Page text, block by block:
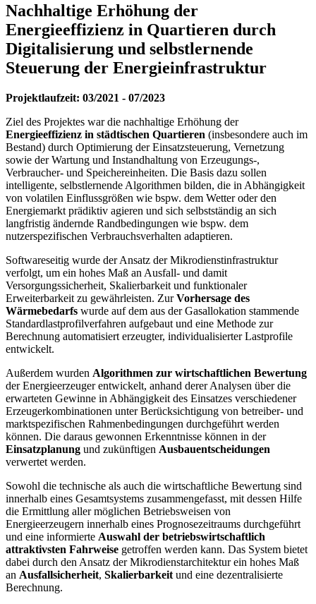
Nachhaltige Erhöhung der
Energieeffizienz in Quartieren durch
Digitalisierung und selbstlernende
Steuerung der Energieinfrastruktur
Projektlaufzeit: 03/2021 - 07/2023
Ziel des Projektes war die nachhaltige Erhöhung der
Energieeffizienz in städtischen Quartieren (insbesondere auch im
Bestand) durch Optimierung der Einsatzsteuerung, Vernetzung
sowie der Wartung und Instandhaltung von Erzeugungs-,
Verbraucher- und Speichereinheiten. Die Basis dazu sollen
intelligente, selbstlernende Algorithmen bilden, die in Abhängigkeit
von volatilen Einflussgrößen wie bspw. dem Wetter oder den
Energiemarkt prädiktiv agieren und sich selbstständig an sich
langfristig ändernde Randbedingungen wie bspw. dem
nutzerspezifischen Verbrauchsverhalten adaptieren.
Softwareseitig wurde der Ansatz der Mikrodienstinfrastruktur
verfolgt, um ein hohes Maß an Ausfall- und damit
Versorgungssicherheit, Skalierbarkeit und funktionaler
Erweiterbarkeit zu gewährleisten. ZurVorhersage des
Wärmebedarfs wurde auf dem aus der Gasallokation stammende
Standardlastprofilverfahren aufgebaut und eine Methode zur
Berechnung automatisiert erzeugter, individualisierter Lastprofile
entwickelt.
Außerdem wurden Algorithmen zur wirtschaftlichen Bewertung
der Energieerzeuger entwickelt, anhand derer Analysen über die
erwarteten Gewinne in Abhängigkeit des Einsatzes verschiedener
Erzeugerkombinationen unter Berücksichtigung von betreiber- und
marktspezifischen Rahmenbedingungen durchgeführt werden
können. Die daraus gewonnen Erkenntnisse können in der
Einsatzplanung und zukünftigen Ausbauentscheidungen
verwertet werden.
Sowohl die technische als auch die wirtschaftliche Bewertung sind
innerhalb eines Gesamtsystems zusammengefasst, mit dessen Hilfe
die Ermittlung aller möglichen Betriebsweisen von
Energieerzeugern innerhalb eines Prognosezeitraums durchgeführt
und eine informierte Auswahl der betriebswirtschaftlich
attraktivsten Fahrweise getroffen werden kann. Das System bietet
dabei durch den Ansatz der Mikrodienstarchitektur ein hohes Maß
an Ausfallsicherheit, Skalierbarkeit und eine dezentralisierte
Berechnung.